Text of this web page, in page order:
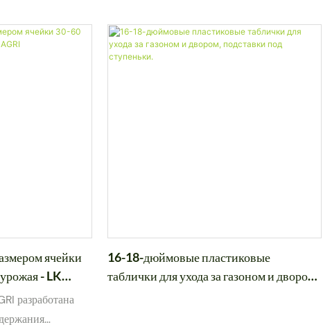
ячейки
- LK
разработана
16-18-дюймовые пластиковые
таблички для ухода за газоном и двором,